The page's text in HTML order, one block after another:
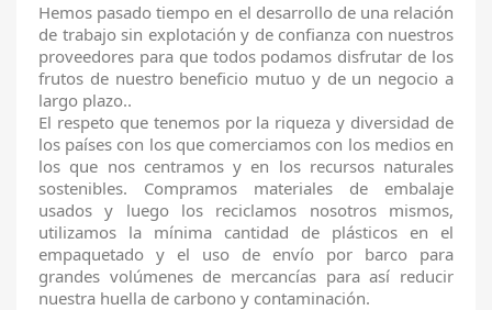
Hemos pasado tiempo en el desarrollo de una relación
de trabajo sin explotación y de confianza con nuestros
proveedores para que todos podamos disfrutar de los
frutos de nuestro beneficio mutuo y de un negocio a
largo plazo..
El respeto que tenemos por la riqueza y diversidad de
los países con los que comerciamos con los medios en
los que nos centramos y en los recursos naturales
sostenibles. Compramos materiales de embalaje
usados y luego los reciclamos nosotros mismos,
utilizamos la mínima cantidad de plásticos en el
empaquetado y el uso de envío por barco para
grandes volúmenes de mercancías para así reducir
nuestra huella de carbono y contaminación.